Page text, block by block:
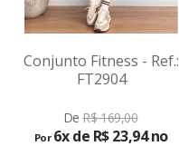
Conjunto Fitness - Ref.:
FT2904
DeR$ 169,00
Por 6x de R$ 23,94 no
PRODUTO